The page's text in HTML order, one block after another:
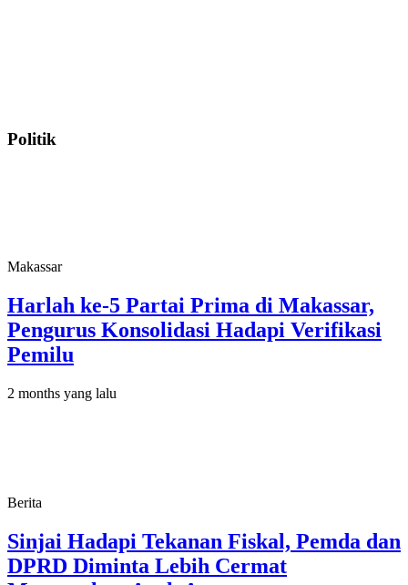
Politik
Makassar
Harlah ke-5 Partai Prima di Makassar,
Pengurus Konsolidasi Hadapi Verifikasi
Pemilu
2 months yang lalu
Berita
Sinjai Hadapi Tekanan Fiskal, Pemda dan
DPRD Diminta Lebih Cermat